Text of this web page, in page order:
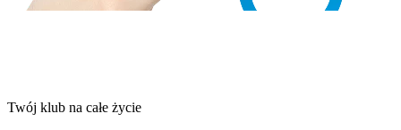
Twój klub na całe życie